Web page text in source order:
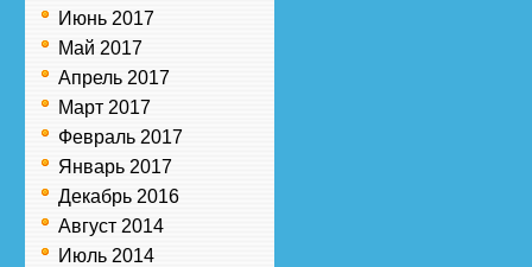
Июнь 2017
Май 2017
Апрель 2017
Март 2017
Февраль 2017
Январь 2017
Декабрь 2016
Август 2014
Июль 2014